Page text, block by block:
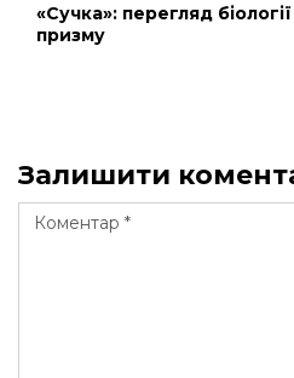
«Сучка»: перегляд
призму
Залишити